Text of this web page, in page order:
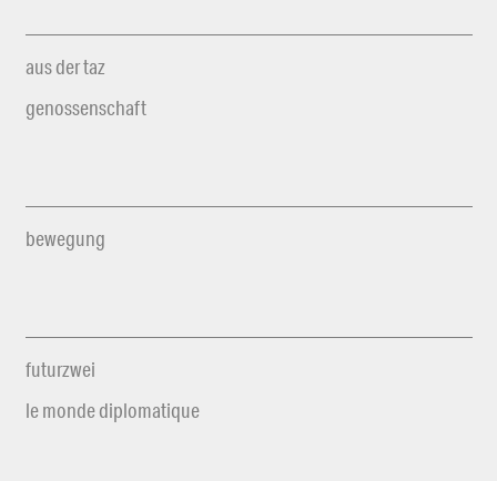
aus der taz
genossenschaft
bewegung
futurzwei
le monde diplomatique